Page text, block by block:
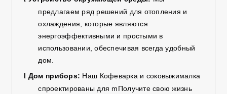
предлагаем ряд решений для отопления и
охлаждения, которые являются
энергоэффективными и простыми в
использовании, обеспечивая всегда удобный
дом.
l Дом приборs: Наш Кофеварка и соковыжималка
спроектированы для mПолучите свою жизнь